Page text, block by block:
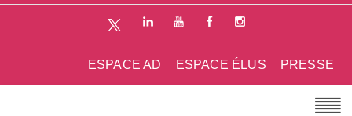
PRESSE
ESPACE ÉLUS
ESPACE AD